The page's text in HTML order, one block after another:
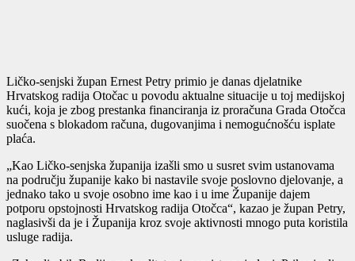
Ličko-senjski župan Ernest Petry primio je danas djelatnike
Hrvatskog radija Otočac u povodu aktualne situacije u toj medijskoj
kući, koja je zbog prestanka financiranja iz proračuna Grada Otočca
suočena s blokadom računa, dugovanjima i nemogućnošću isplate
plaća.
„Kao Ličko-senjska županija izašli smo u susret svim ustanovama
na području županije kako bi nastavile svoje poslovno djelovanje, a
jednako tako u svoje osobno ime kao i u ime Županije dajem
potporu opstojnosti Hrvatskog radija Otočca“, kazao je župan Petry,
naglasivši da je i Županija kroz svoje aktivnosti mnogo puta koristila
usluge radija.